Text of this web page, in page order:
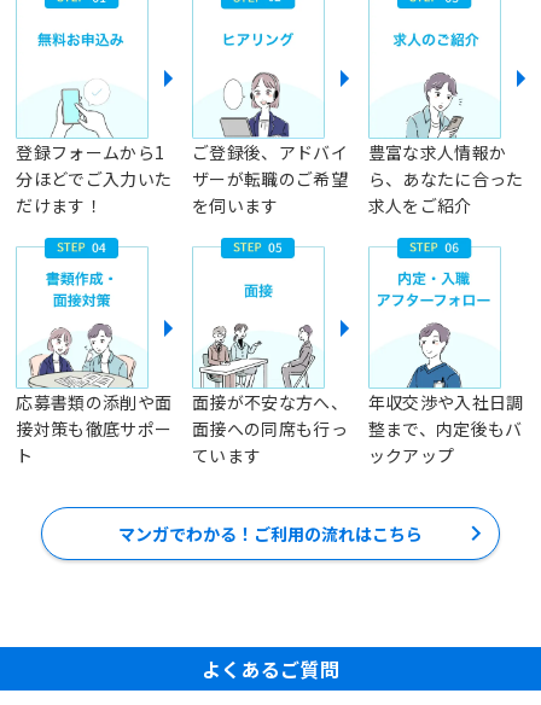
登録フォームから1
分ほどでご入力いた
だけます！
ご登録後、アドバイ
ザーが転職のご希望
を伺います
豊富な求人情報か
ら、あなたに合った
求人をご紹介
応募書類の添削や面
接対策も徹底サポー
ト
面接が不安な方へ、
面接への同席も行っ
ています
年収交渉や入社日調
整まで、内定後もバ
ックアップ
マンガでわかる！ご利用の流れはこちら
よくあるご質問